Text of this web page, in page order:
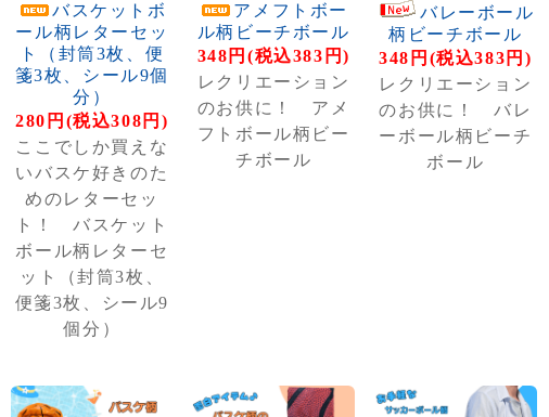
バスケットボ
ール柄レターセッ
ト（封筒3枚、便
箋3枚、シール9個
分）
280円(税込308円)
ここでしか買えな
いバスケ好きのた
めのレターセッ
ト！ バスケット
ボール柄レターセ
ット（封筒3枚、
便箋3枚、シール9
個分）
アメフトボー
ル柄ビーチボール
348円(税込383円)
レクリエーション
のお供に！ アメ
フトボール柄ビー
チボール
バレーボール
柄ビーチボール
348円(税込383円)
レクリエーション
のお供に！ バレ
ーボール柄ビーチ
ボール